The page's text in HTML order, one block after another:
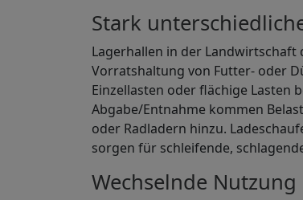
Stark
Lagerhallen in der
Vorratshaltung von Futter- oder
Einzellasten oder flächige Lasten
Abgabe/Entnahme kommen
oder Radladern hinzu.
sorgen für schleifende,
Wechselnde Nutzung